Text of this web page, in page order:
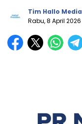
Tim Hallo Media
Rabu, 8 April 2026